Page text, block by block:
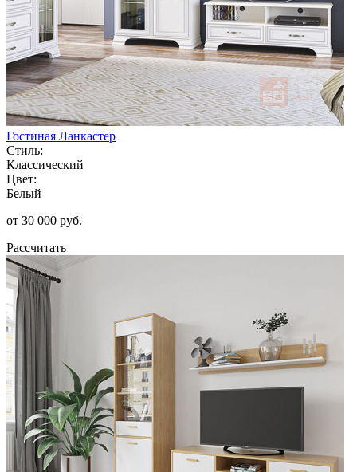
Гостиная Ланкастер
Стиль:
Классический
Цвет:
Белый
от 30 000 руб.
Рассчитать